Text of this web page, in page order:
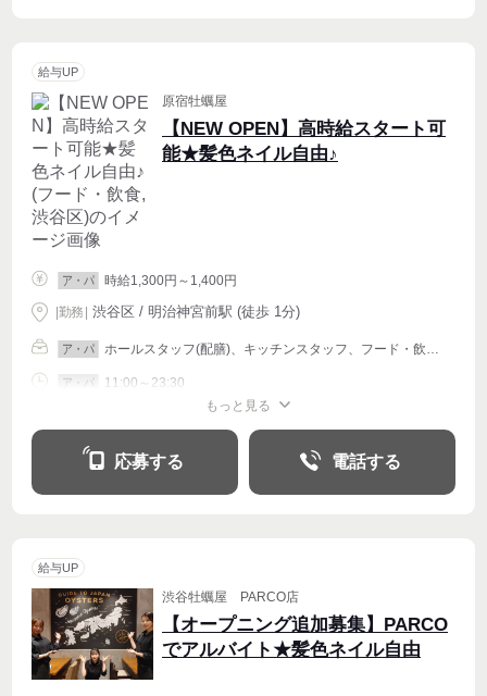
給与UP
原宿牡蠣屋
【NEW OPEN】高時給スタート可
能★髪色ネイル自由♪
ア・パ 時給1,300円～1,400円
|勤務 渋谷区 / 明治神宮前駅 (徒歩 1分)
ア・パ ホールスタッフ(配膳)、キッチンスタッフ、フード・飲食その他
ア・パ 11:00～23:30
もっと見る
応募する 電話する
給与UP
渋谷牡蠣屋 PARCO店
【オープニング追加募集】PARCO
でアルバイト★髪色ネイル自由